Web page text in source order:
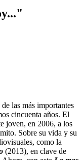
las más importantes
cincuenta años. El
joven, en 2006, a los
Sobre su vida y su
como la
(2013), en clave de